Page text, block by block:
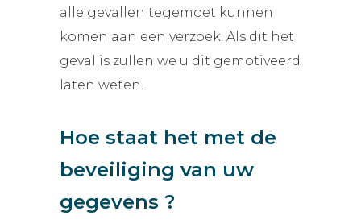
alle gevallen tegemoet kunnen
komen aan een verzoek. Als dit het
geval is zullen we u dit gemotiveerd
laten weten.
Hoe staat het met de
beveiliging van uw
gegevens ?